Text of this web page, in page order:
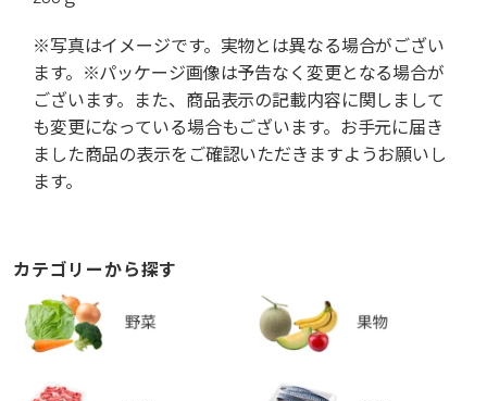
※写真はイメージです。実物とは異なる場合がござい
ます。※パッケージ画像は予告なく変更となる場合が
ございます。また、商品表示の記載内容に関しまして
も変更になっている場合もございます。お手元に届き
ました商品の表示をご確認いただきますようお願いし
ます。
カテゴリーから探す